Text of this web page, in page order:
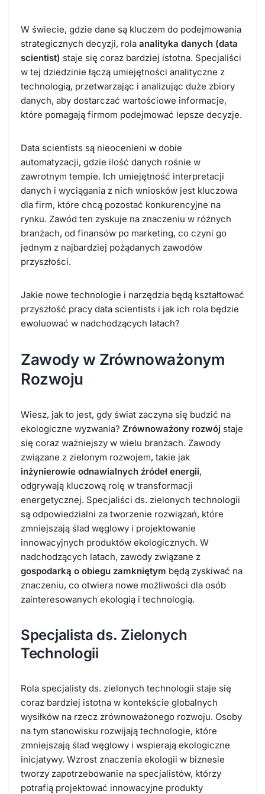
W świecie, gdzie dane są kluczem do podejmowania
strategicznych decyzji, rola analityka danych (data
scientist) staje się coraz bardziej istotna. Specjaliści
w tej dziedzinie łączą umiejętności analityczne z
technologią, przetwarzając i analizując duże zbiory
danych, aby dostarczać wartościowe informacje,
które pomagają firmom podejmować lepsze decyzje.
Data scientists są nieocenieni w dobie
automatyzacji, gdzie ilość danych rośnie w
zawrotnym tempie. Ich umiejętność interpretacji
danych i wyciągania z nich wniosków jest kluczowa
dla firm, które chcą pozostać konkurencyjne na
rynku. Zawód ten zyskuje na znaczeniu w różnych
branżach, od finansów po marketing, co czyni go
jednym z najbardziej pożądanych zawodów
przyszłości.
Jakie nowe technologie i narzędzia będą kształtować
przyszłość pracy data scientists i jak ich rola będzie
ewoluować w nadchodzących latach?
Zawody w Zrównoważonym
Rozwoju
Wiesz, jak to jest, gdy świat zaczyna się budzić na
ekologiczne wyzwania? Zrównoważony rozwój staje
się coraz ważniejszy w wielu branżach. Zawody
związane z zielonym rozwojem, takie jak
inżynierowie odnawialnych źródeł energii,
odgrywają kluczową rolę w transformacji
energetycznej. Specjaliści ds. zielonych technologii
są odpowiedzialni za tworzenie rozwiązań, które
zmniejszają ślad węglowy i projektowanie
innowacyjnych produktów ekologicznych. W
nadchodzących latach, zawody związane z
gospodarką o obiegu zamkniętym będą zyskiwać na
znaczeniu, co otwiera nowe możliwości dla osób
zainteresowanych ekologią i technologią.
Specjalista ds. Zielonych
Technologii
Rola specjalisty ds. zielonych technologii staje się
coraz bardziej istotna w kontekście globalnych
wysiłków na rzecz zrównoważonego rozwoju. Osoby
na tym stanowisku rozwijają technologie, które
zmniejszają ślad węglowy i wspierają ekologiczne
inicjatywy. Wzrost znaczenia ekologii w biznesie
tworzy zapotrzebowanie na specjalistów, którzy
potrafią projektować innowacyjne produkty